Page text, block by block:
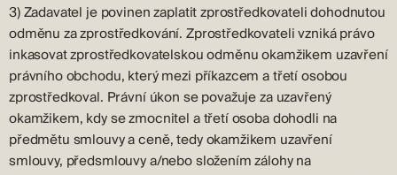
3) Zadavatel je povinen zaplatit zprostředkovateli dohodnutou
odměnu za zprostředkování. Zprostředkovateli vzniká právo
inkasovat zprostředkovatelskou odměnu okamžikem uzavření
právního obchodu, který mezi příkazcem a třetí osobou
zprostředkoval. Právní úkon se považuje za uzavřený
okamžikem, kdy se zmocnitel a třetí osoba dohodli na
předmětu smlouvy a ceně, tedy okamžikem uzavření
smlouvy, předsmlouvy a/nebo složením zálohy na